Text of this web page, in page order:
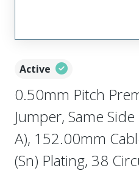
Active
0.50mm Pitch
Jumper, Same
A), 152.00mm
(Sn) Plating, 38